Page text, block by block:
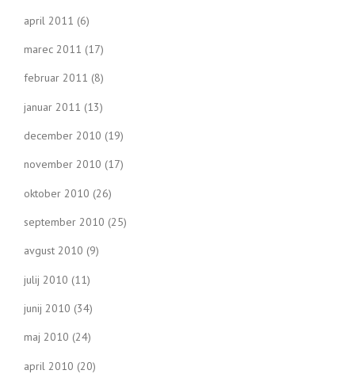
april 2011 (6)
marec 2011 (17)
februar 2011 (8)
januar 2011 (13)
december 2010 (19)
november 2010 (17)
oktober 2010 (26)
september 2010 (25)
avgust 2010 (9)
julij 2010 (11)
junij 2010 (34)
maj 2010 (24)
april 2010 (20)